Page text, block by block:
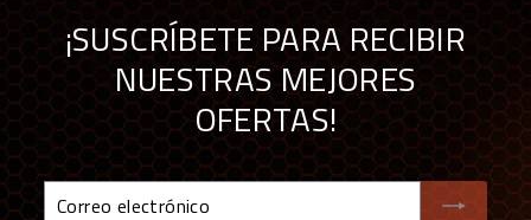
¿Necesito herramientas para instalarlo?
COMPRAR TUS ACCESORIOS DE SIM RACING
EN SIMUFY ES COMPRAR CON GARANTÍAS
Distribuidor oficial premium de sim racing en
¡SUSCRÍBETE PARA RECIBIR
NUESTRAS MEJORES
OFERTAS!
Correo